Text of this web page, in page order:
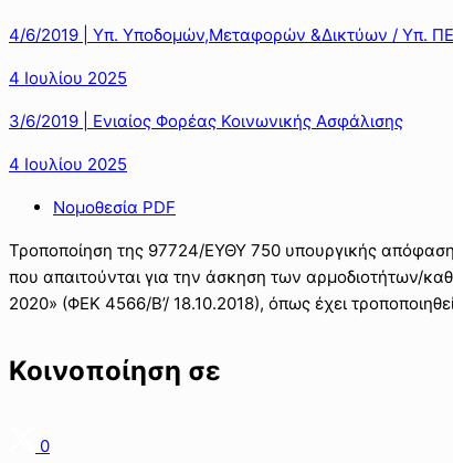
4/6/2019 | Υπ. Υποδομών,Μεταφορών &Δικτύων / Υπ.
4 Ιουλίου 2025
3/6/2019 | Ενιαίος Φορέας Κοινωνικής Ασφάλισης
4 Ιουλίου 2025
Νομοθεσία PDF
Τροποποίηση της 97724/ΕΥΘΥ 750 υπουργικής
που απαιτούνται για την άσκηση των αρμοδιοτήτων/
2020» (ΦΕΚ 4566/Β’/ 18.10.2018), όπως έχει τροποποιηθεί
Κοινοποίηση σε
0